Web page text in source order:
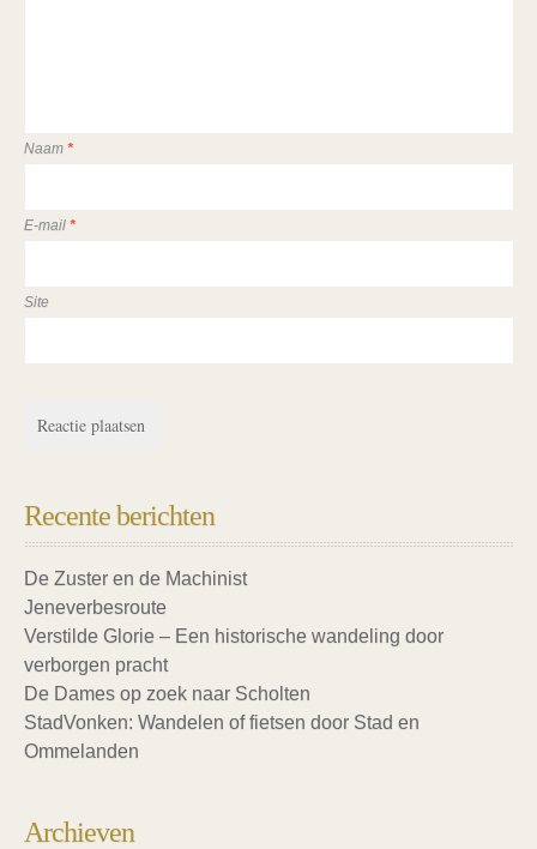
Naam *
E-mail *
Site
Recente berichten
De Zuster en de Machinist
Jeneverbesroute
Verstilde Glorie – Een historische wandeling door
verborgen pracht
De Dames op zoek naar Scholten
StadVonken: Wandelen of fietsen door Stad en
Ommelanden
Archieven